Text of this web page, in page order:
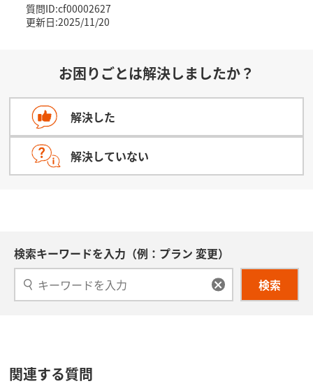
質問ID:cf00002627
更新日:2025/11/20
お困りごとは解決しましたか？
解決した
解決していない
検索キーワードを入力（例：プラン 変更）
検索
関連する質問